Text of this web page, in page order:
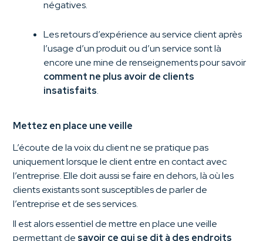
négatives.
Les retours d’expérience au service client après
l’usage d’un produit ou d’un service sont là
encore une mine de renseignements pour savoir
comment ne plus avoir de clients
insatisfaits.
Mettez en place une veille
L’écoute de la voix du client ne se pratique pas
uniquement lorsque le client entre en contact avec
l’entreprise. Elle doit aussi se faire en dehors, là où les
clients existants sont susceptibles de parler de
l’entreprise et de ses services.
Il est alors essentiel de mettre en place une veille
permettant de savoir ce qui se dit à des endroits